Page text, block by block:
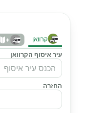
קרוואן +
עיר איסוף הקרוואן
החזרה